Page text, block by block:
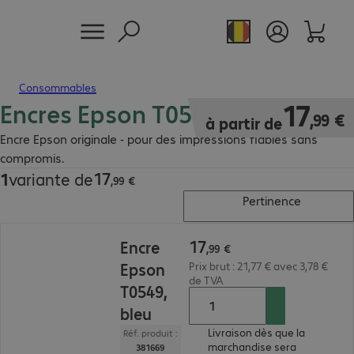
Consommables
Encres Epson T054
Encre Epson originale - pour des impressions fiables sans
compromis.
à partir de17,99 €
17,99 €
1variante de17,99 €
17,99 €
Pertinence
Encre
Epson
T0549,
bleu
Réf. produit :
381669
17,99 €
Prix brut : 21,77 € avec 3,78 €
de TVA
Livraison dès que la
marchandise sera